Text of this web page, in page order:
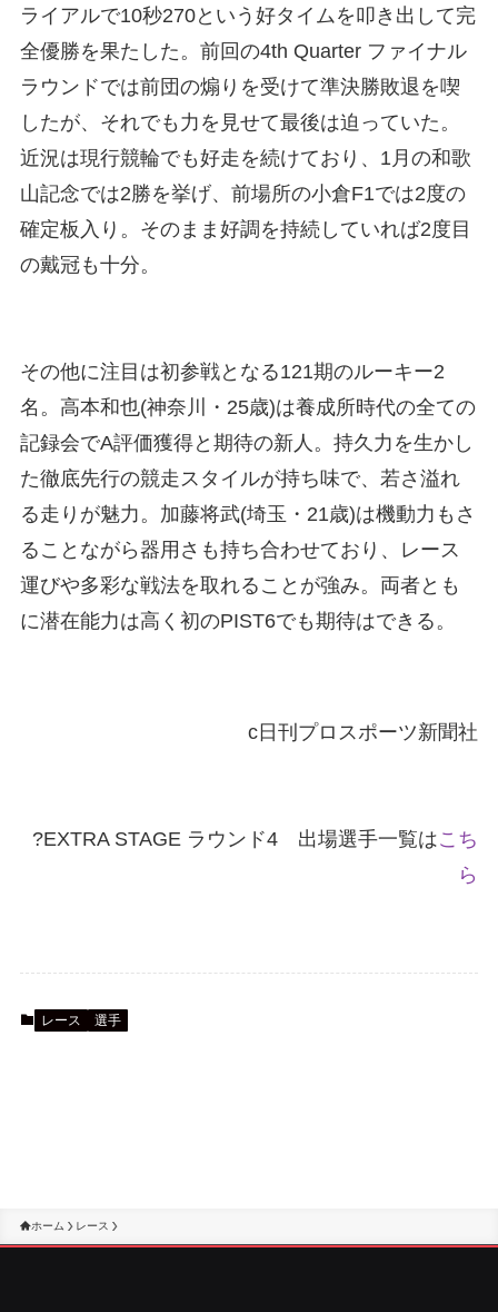
ライアルで10秒270という好タイムを叩き出して完
全優勝を果たした。前回の4th Quarter ファイナル
ラウンドでは前団の煽りを受けて準決勝敗退を喫
したが、それでも力を見せて最後は迫っていた。
近況は現行競輪でも好走を続けており、1月の和歌
山記念では2勝を挙げ、前場所の小倉F1では2度の
確定板入り。そのまま好調を持続していれば2度目
の戴冠も十分。
その他に注目は初参戦となる121期のルーキー2
名。高本和也(神奈川・25歳)は養成所時代の全ての
記録会でA評価獲得と期待の新人。持久力を生かし
た徹底先行の競走スタイルが持ち味で、若さ溢れ
る走りが魅力。加藤将武(埼玉・21歳)は機動力もさ
ることながら器用さも持ち合わせており、レース
運びや多彩な戦法を取れることが強み。両者とも
に潜在能力は高く初のPIST6でも期待はできる。
c日刊プロスポーツ新聞社
?EXTRA STAGE ラウンド4 出場選手一覧はこち
ら
レース 選手
ホーム レース